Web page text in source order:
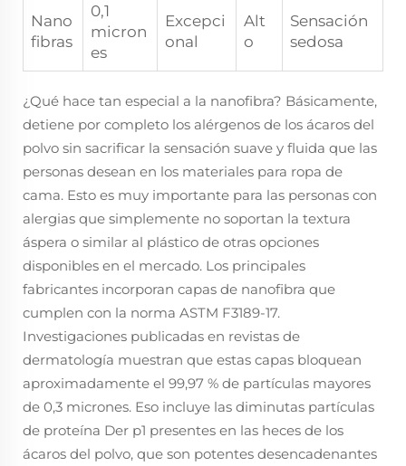
Nano
fibras
0,1
micron
es
Excepci
onal
Alt
o
Sensación
sedosa
¿Qué hace tan especial a la nanofibra? Básicamente,
detiene por completo los alérgenos de los ácaros del
polvo sin sacrificar la sensación suave y fluida que las
personas desean en los materiales para ropa de
cama. Esto es muy importante para las personas con
alergias que simplemente no soportan la textura
áspera o similar al plástico de otras opciones
disponibles en el mercado. Los principales
fabricantes incorporan capas de nanofibra que
cumplen con la norma ASTM F3189-17.
Investigaciones publicadas en revistas de
dermatología muestran que estas capas bloquean
aproximadamente el 99,97 % de partículas mayores
de 0,3 micrones. Eso incluye las diminutas partículas
de proteína Der p1 presentes en las heces de los
ácaros del polvo, que son potentes desencadenantes